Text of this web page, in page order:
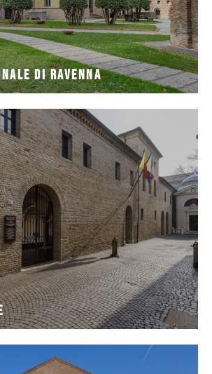
di Ravenna
dalla Tomba di Dante Alighieri, il
valorizza l'iconografia del Poeta
medaglie e icone ma
di Ravenna. Insieme alla vicina